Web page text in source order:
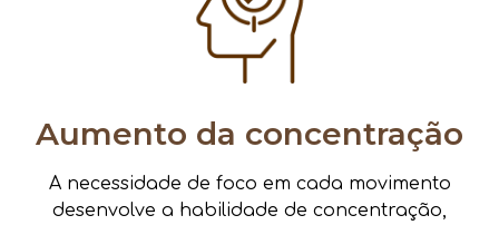
Aumento da concentração
A necessidade de foco em cada movimento
desenvolve a habilidade de concentração,